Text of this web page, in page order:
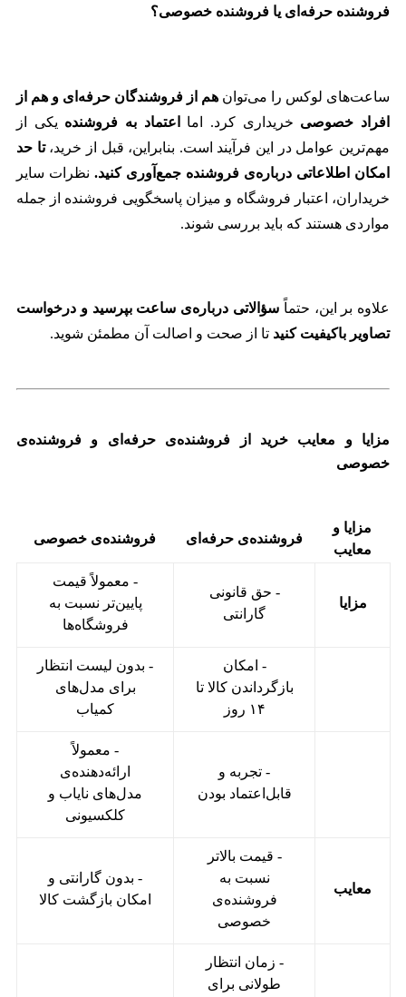
فروشنده حرفه‌ای یا فروشنده خصوصی؟
ساعت‌های لوکس را می‌توان هم از فروشندگان حرفه‌ای و هم از
افراد خصوصی خریداری کرد. اما اعتماد به فروشنده یکی از
مهم‌ترین عوامل در این فرآیند است. بنابراین، قبل از خرید،تا حد
امکان اطلاعاتی درباره‌ی فروشنده جمع‌آوری کنید. نظرات سایر
خریداران، اعتبار فروشگاه و میزان پاسخگویی فروشنده از جمله
مواردی هستند که باید بررسی شوند.
علاوه بر این، حتماًسؤالاتی درباره‌ی ساعت بپرسید و درخواست
تصاویر باکیفیت کنید تا از صحت و اصالت آن مطمئن شوید.
مزایا و معایب خرید از فروشنده‌ی حرفه‌ای و فروشنده‌ی
خصوصی
مزایا و
معایب
فروشنده‌ی حرفه‌ای فروشنده‌ی خصوصی
مزایا
- حق قانونی
گارانتی
- معمولاً قیمت
پایین‌تر نسبت به
فروشگاه‌ها
- امکان
بازگرداندن کالا تا
۱۴ روز
- بدون لیست انتظار
برای مدل‌های
کمیاب
- تجربه و
قابل‌اعتماد بودن
- معمولاً
ارائه‌دهنده‌ی
مدل‌های نایاب و
کلکسیونی
معایب
- قیمت بالاتر
نسبت به
فروشنده‌ی
خصوصی
- بدون گارانتی و
امکان بازگشت کالا
- زمان انتظار
طولانی برای